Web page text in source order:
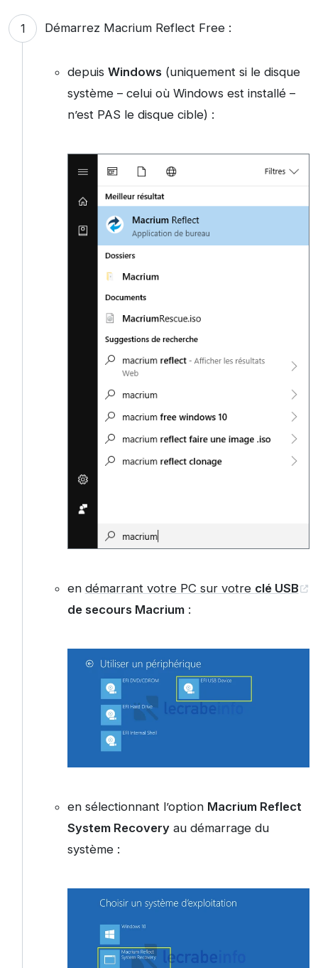
Démarrez Macrium Reflect Free :
depuis Windows(uniquement si le disque
système – celui où Windows est installé –
n’est PAS le disque cible) :
en démarrant votre PC sur votre clé USB
de secours Macrium:
en sélectionnant l’option Macrium Reflect
System Recoveryau démarrage du
système :